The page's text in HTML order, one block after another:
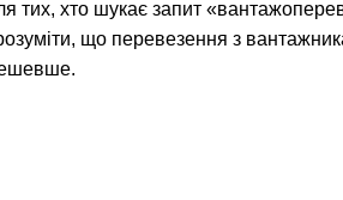
тих, хто шукає запит
що перевезення з